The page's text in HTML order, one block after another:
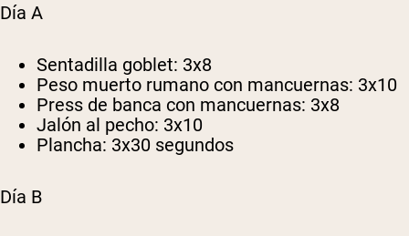
Día A
Sentadilla goblet: 3x8
Peso muerto rumano con mancuernas: 3x10
Press de banca con mancuernas: 3x8
Jalón al pecho: 3x10
Plancha: 3x30 segundos
Día B